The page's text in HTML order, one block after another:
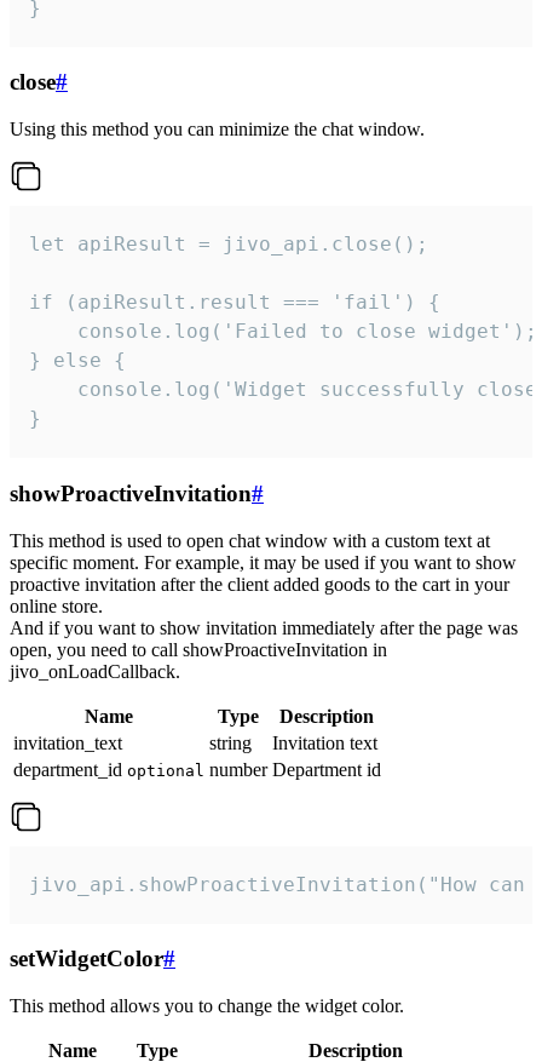
}
close#
Using this method you can minimize the chat window.
let apiResult = jivo_api.close();
if (apiResult.result === 'fail') {
    console.log('Failed to close widget');
} else {
console.log('Widget successfully
}
showProactiveInvitation#
This method is used to open chat window with a custom text at
specific moment. For example, it may be used if you want to show
proactive invitation after the client added goods to the cart in your
online store.
And if you want to show invitation immediately after the page was
open, you need to call showProactiveInvitation in
jivo_onLoadCallback.
Name Type
Description
invitation_text
string
Invitation text
department_id optional number Department id
jivo_api.showProactiveInvitation("How
setWidgetColor#
This method allows you to change the widget color.
Name Type
Description